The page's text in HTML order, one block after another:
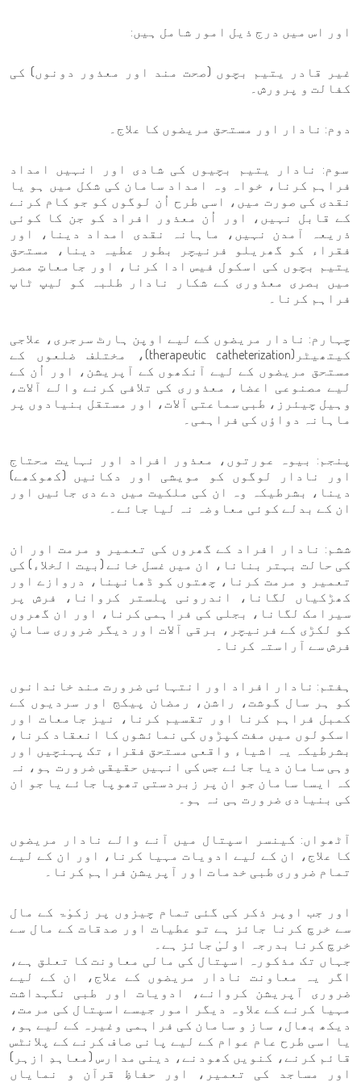
اور اس میں درج ذیل امور شامل ہیں:
غیر قادر یتیم بچوں (صحت مند اور معذور دونوں) کی
کفالت و پرورش۔
دوم: نادار اور مستحق مریضوں کا علاج۔
سوم: نادار یتیم بچیوں کی شادی اور انہیں امداد
فراہم کرنا، خواہ وہ امداد سامان کی شکل میں ہو یا
نقدی کی صورت میں، اسی طرح اُن لوگوں کو جو کام کرنے
کے قابل نہیں، اور اُن معذور افراد کو جن کا کوئی
ذریعہ آمدن نہیں، ماہانہ نقدی امداد دینا، اور
فقراء کو گھریلو فرنیچر بطور عطیہ دینا، مستحق
یتیم بچوں کی اسکول فیس ادا کرنا، اور جامعاتِ مصر
میں بصری معذوری کے شکار نادار طلبہ کو لیپ ٹاپ
فراہم کرنا۔
چہارم: نادار مریضوں کے لیے اوپن ہارٹ سرجری، علاجی
کیتھیٹر(therapeutic catheterization)، مختلف ضلعوں کے
مستحق مریضوں کے لیے آنکھوں کے آپریشن، اور اُن کے
لیے مصنوعی اعضا، معذوری کی تلافی کرنے والے آلات،
وہیل چیئرز، طبی سماعتی آلات، اور مستقل بنیادوں پر
ماہانہ دواؤں کی فراہمی۔
پنجم: بیوہ عورتوں، معذور افراد اور نہایت محتاج
اور نادار لوگوں کو مویشی اور دکانیں (کھوکھے)
دینا، بشرطیکہ وہ ان کی ملکیت میں دے دی جائیں اور
ان کے بدلے کوئی معاوضہ نہ لیا جائے۔
ششم: نادار افراد کے گھروں کی تعمیر و مرمت اور ان
کی حالت بہتر بنانا، ان میں غسل خانے (بیت الخلاء) کی
تعمیر و مرمت کرنا، چھتوں کو ڈھانپنا، دروازے اور
کھڑکیاں لگانا، اندرونی پلستر کروانا، فرش پر
سیرامک لگانا، بجلی کی فراہمی کرنا، اور ان گھروں
کو لکڑی کے فرنیچر، برقی آلات اور دیگر ضروری سامانِ
فرش سے آراستہ کرنا۔
ہفتم: نادار افراد اور انتہائی ضرورت مند خاندانوں
کو ہر سال گوشت، راشن، رمضان پیکج اور سردیوں کے
کمبل فراہم کرنا اور تقسیم کرنا، نیز جامعات اور
اسکولوں میں مفت کپڑوں کی نمائشوں کا انعقاد کرنا،
بشرطیکہ یہ اشیاء واقعی مستحق فقراء تک پہنچیں اور
وہی سامان دیا جائے جس کی انہیں حقیقی ضرورت ہو، نہ
کہ ایسا سامان جو ان پر زبردستی تھوپا جائے یا جو ان
کی بنیادی ضرورت ہی نہ ہو۔
آٹھواں: کینسر اسپتال میں آنے والے نادار مریضوں
کا علاج، ان کے لیے ادویات مہیا کرنا، اور ان کے لیے
تمام ضروری طبی خدمات اور آپریشن فراہم کرنا۔
اور جب اوپر ذکر کی گئی تمام چیزوں پر زکوٰۃ کے مال
سے خرچ کرنا جائز ہے تو عطیات اور صدقات کے مال سے
خرچ کرنا بدرجہ اولیٰ جائز ہے۔
جہاں تک مذکورہ اسپتال کی مالی معاونت کا تعلق ہے،
اگر یہ معاونت نادار مریضوں کے علاج، ان کے لیے
ضروری آپریشن کروانے، ادویات اور طبی نگہداشت
مہیا کرنے کے علاوہ دیگر امور جیسے اسپتال کی مرمت،
دیکھ بھال، ساز و سامان کی فراہمی وغیرہ کے لیے ہو،
یا اسی طرح عام عوام کے لیے پانی صاف کرنے کے پلانٹس
قائم کرنے، کنویں کھودنے، دینی مدارس (معاہدِ ازہر)
اور مساجد کی تعمیر، اور حفاظِ قرآن و نمایاں